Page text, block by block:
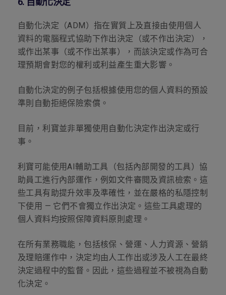
自動化決定（ADM）指在實質上及直接由使用個人
資料的電腦程式協助下作出決定（或不作出決定），
或作出某事（或不作出某事），而該決定或作為可合
理預期會對您的權利或利益產生重大影響。
自動化決定的例子包括根據使用您的個人資料的預設
準則自動拒絕保險索償。
目前，利寶並非單獨使用自動化決定作出決定或行
事。
利寶可能使用AI輔助工具（包括內部開發的工具）協
助員工進行內部運作，例如文件審閱及資訊檢索。這
些工具有助提升效率及準確性，並在嚴格的私隱控制
下使用 — 它們不會獨立作出決定。這些工具處理的
個人資料均按照保障資料原則處理。
在所有業務職能，包括核保、營運、人力資源、營銷
及理賠運作中，決定均由人工作出或涉及人工在最終
決定過程中的監督。因此，這些過程並不被視為自動
化決定。